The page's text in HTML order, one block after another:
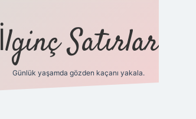
İlginç Satırlar
Günlük yaşamda gözden kaçanı yakala.